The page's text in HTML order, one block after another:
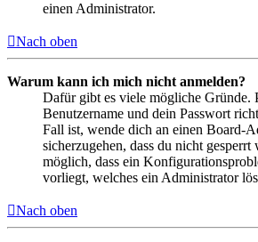
einen Administrator.
Nach oben
Warum kann ich mich nicht anmelden?
Dafür gibt es viele mögliche Gründe.
Benutzername und dein Passwort
Fall ist, wende dich an einen Board-
sicherzugehen, dass du nicht gesperrt
möglich, dass ein
vorliegt, welches ein Administrator
Nach oben